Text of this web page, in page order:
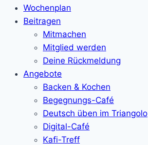
Wochenplan
Beitragen
Mitmachen
Mitglied werden
Deine Rückmeldung
Angebote
Backen & Kochen
Begegnungs-Café
Deutsch üben im Triangolo
Digital-Café
Kafi-Treff